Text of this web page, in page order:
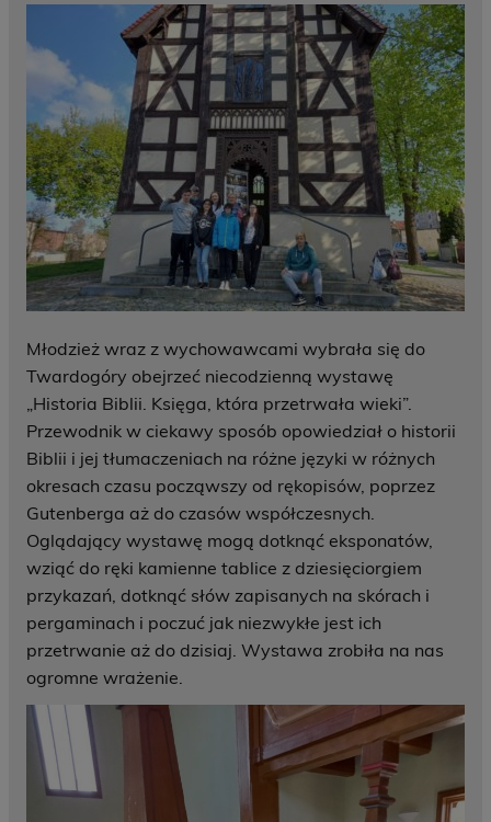
Młodzież wraz z wychowawcami wybrała się do
Twardogóry obejrzeć niecodzienną wystawę
„Historia Biblii. Księga, która przetrwała wieki”.
Przewodnik w ciekawy sposób opowiedział o historii
Biblii i jej tłumaczeniach na różne języki w różnych
okresach czasu począwszy od rękopisów, poprzez
Gutenberga aż do czasów współczesnych.
Oglądający wystawę mogą dotknąć eksponatów,
wziąć do ręki kamienne tablice z dziesięciorgiem
przykazań, dotknąć słów zapisanych na skórach i
pergaminach i poczuć jak niezwykłe jest ich
przetrwanie aż do dzisiaj. Wystawa zrobiła na nas
ogromne wrażenie.